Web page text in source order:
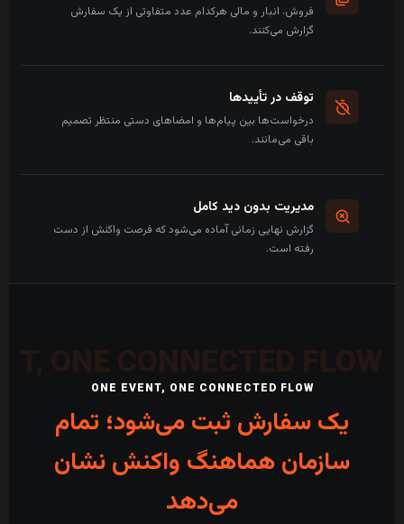
فروش، انبار و مالی هرکدام عدد متفاوتی از یک سفارش
گزارش می‌کنند.
توقف در تأییدها
درخواست‌ها بین پیام‌ها و امضاهای دستی منتظر تصمیم
باقی می‌مانند.
مدیریت بدون دید کامل
گزارش نهایی زمانی آماده می‌شود که فرصت واکنش از دست
رفته است.
ONE EVENT, ONE CONNECTED FLOW
یک سفارش ثبت می‌شود؛ تمام
سازمان هماهنگ واکنش نشان
می‌دهد